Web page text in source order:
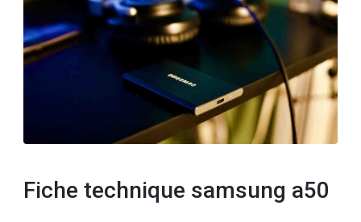
Fiche technique samsung a50